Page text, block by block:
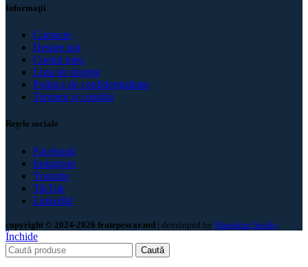
Informaţii
Contacte
Despre noi
Contul meu
Lista de dorințe
Politica de confidenţialitate
Termeni și condiții
Rețele sociale
Facebook
Instagram
Youtube
TikTok
LinkedId
copyright © 2024-2026 fratepescar.md | developed by Mandarin Studio
Închide
Caută